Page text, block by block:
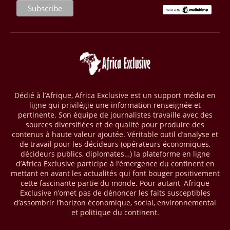
l’Algérie. D’après la NOC, les tests de production sur ce site opéré par
le groupe Sonatrach ont affiché 13 millions de pieds cubes de gaz par
La Banque mondiale a approuvé un projet d’envergure visant à
transformer les économies forestières en Afrique centrale. Baptisé «
Congo » (SCBFEP), il mobilise 1,02 milliard $, dont une première
phase de 394,83 millions de dollars. C’est ce qu’indique l’institution
dans un communiqué publié mercredi 1er avril. Cette première phase
vise à améliorer la gestion forestière, renforcer les chaînes de valeur
et créer 220 000 emplois au Cameroun, en République centrafricaine
(RCA) et en République du Congo. Près de 8 millions d’hectares
seront placés sous gestion durable.
28/03/26 AFRIQUE - MOBILE MONEY
Selon le rapport publié par l’Association mondiale des opérateurs de
téléphonie mobile (GSMA), près de 1432 milliards USD ont transité
par les comptes de mobile money en Afrique au cours de l'année
Dédié à l’Afrique, Africa Exclusive est un support média en
ligne qui privilégie une information renseignée et
pertinente. Son équipe de journalistes travaille avec des
sources diversifiées et de qualité pour produire des
contenus à haute valeur ajoutée. Véritable outil d’analyse et
de travail pour les décideurs (opérateurs économiques,
décideurs publics, diplomates…) la plateforme en ligne
d’Africa Exclusive participe à l’émergence du continent en
mettant en avant les actualités qui font bouger positivement
cette fascinante partie du monde. Pour autant, Afrique
Exclusive n’omet pas de dénoncer les faits susceptibles
d’assombrir l’horizon économique, social, environnemental
et politique du continent.